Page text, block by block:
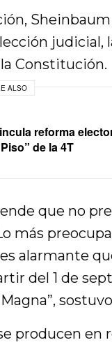
Sheinbaum
judicial,
Constitución.
ALSO
reforma
de la 4T
que no
más
alarmante
del 1 de
producen en